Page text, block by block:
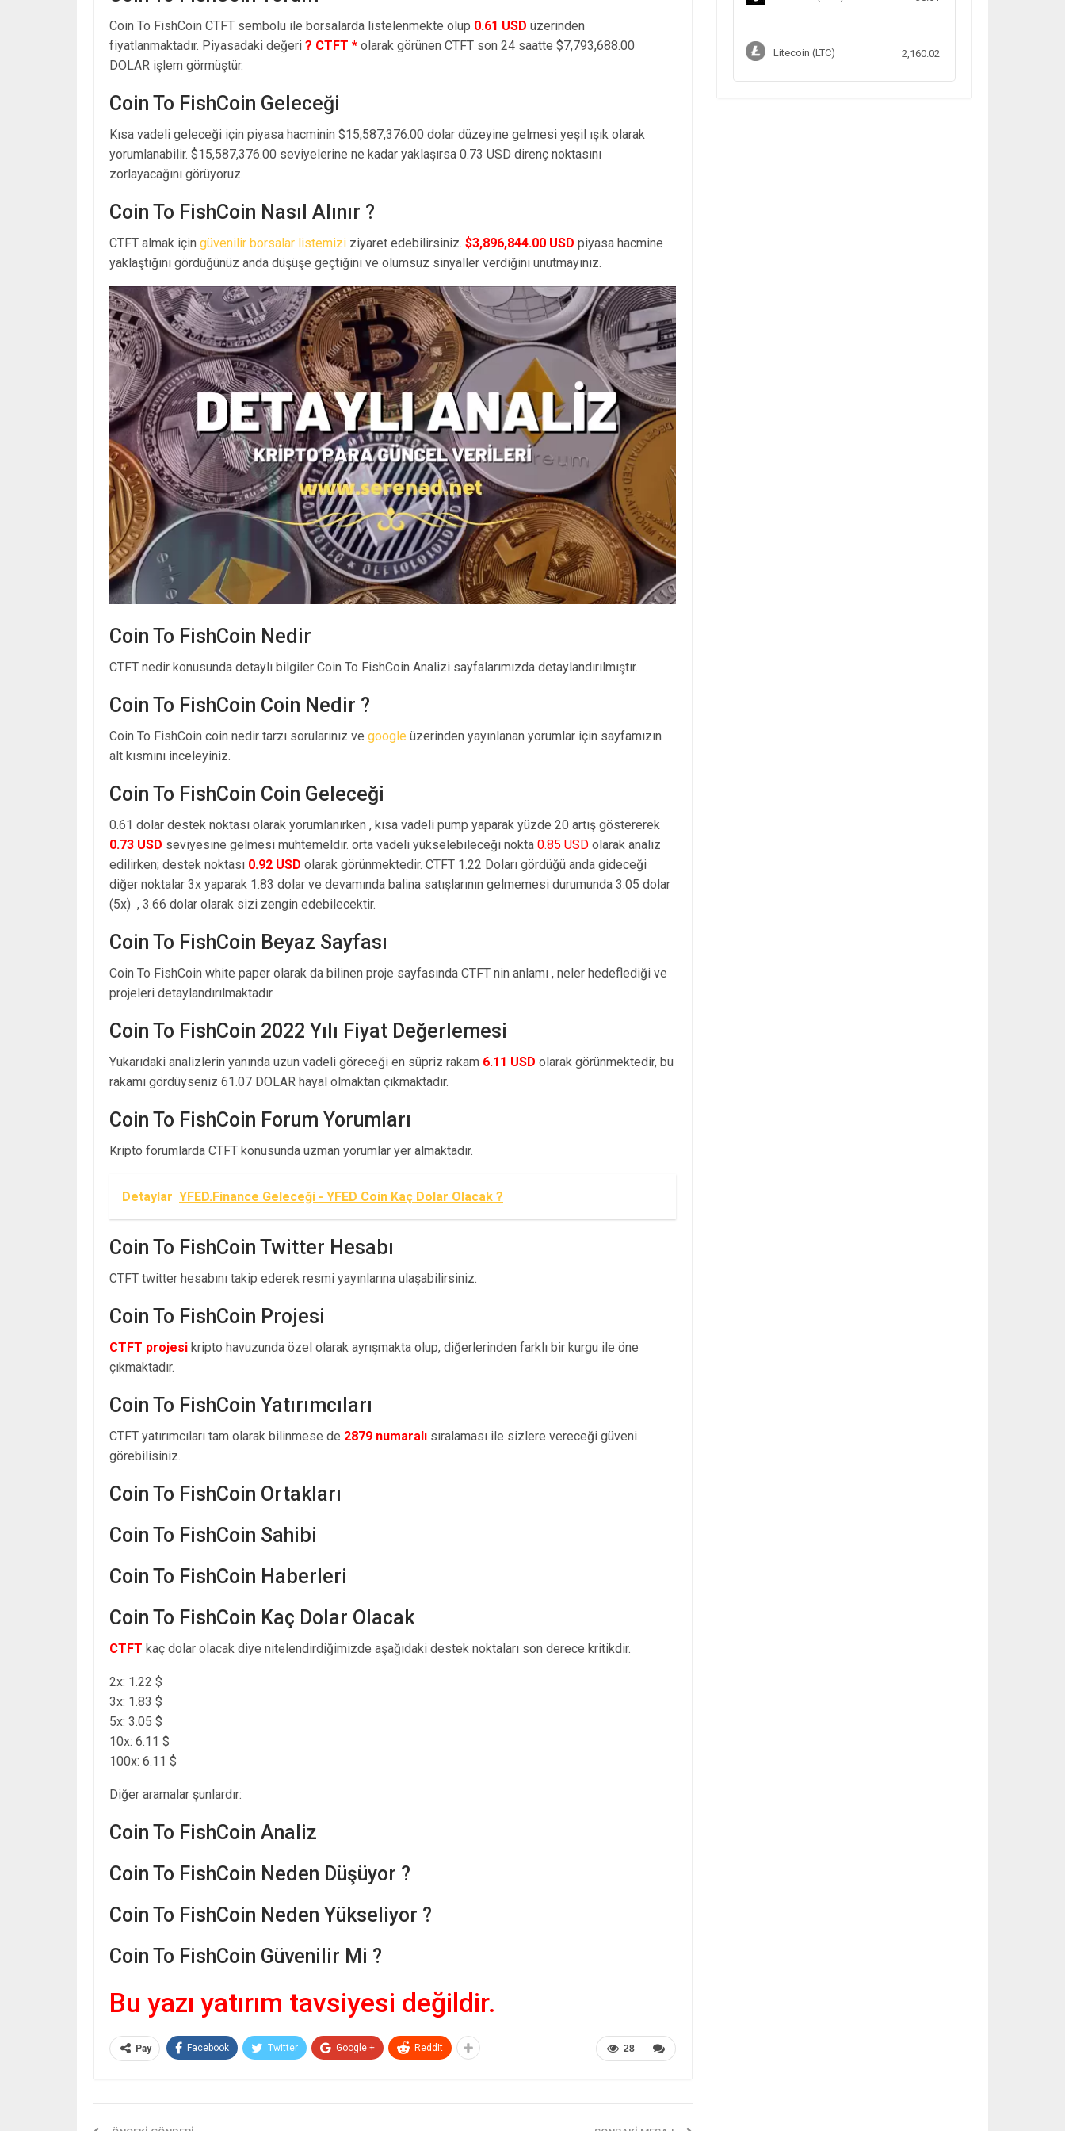
Coin To FishCoin CTFT sembolu ile borsalarda listelenmekte olup 0.61 USD üzerinden
fiyatlanmaktadır. Piyasadaki değeri ? CTFT * olarak görünen CTFT son 24 saatte $7,793,688.00
DOLAR işlem görmüştür.
Coin To FishCoin Geleceği
Kısa vadeli geleceği için piyasa hacminin $15,587,376.00 dolar düzeyine gelmesi yeşil ışık olarak
yorumlanabilir. $15,587,376.00 seviyelerine ne kadar yaklaşırsa 0.73 USD direnç noktasını
zorlayacağını görüyoruz.
Coin To FishCoin Nasıl Alınır ?
CTFT almak için güvenilir borsalar listemizi ziyaret edebilirsiniz. $3,896,844.00 USD piyasa hacmine
yaklaştığını gördüğünüz anda düşüşe geçtiğini ve olumsuz sinyaller verdiğini unutmayınız.
Coin To FishCoin Nedir
CTFT nedir konusunda detaylı bilgiler Coin To FishCoin Analizi sayfalarımızda detaylandırılmıştır.
Coin To FishCoin Coin Nedir ?
Coin To FishCoin coin nedir tarzı sorularınız ve google üzerinden yayınlanan yorumlar için sayfamızın
alt kısmını inceleyiniz.
Coin To FishCoin Coin Geleceği
0.61 dolar destek noktası olarak yorumlanırken , kısa vadeli pump yaparak yüzde 20 artış göstererek
0.73 USD seviyesine gelmesi muhtemeldir. orta vadeli yükselebileceği nokta 0.85 USD olarak analiz
edilirken; destek noktası 0.92 USD olarak görünmektedir. CTFT 1.22 Doları gördüğü anda gideceği
diğer noktalar 3x yaparak 1.83 dolar ve devamında balina satışlarının gelmemesi durumunda 3.05 dolar
(5x) , 3.66 dolar olarak sizi zengin edebilecektir.
Coin To FishCoin Beyaz Sayfası
Coin To FishCoin white paper olarak da bilinen proje sayfasında CTFT nin anlamı , neler hedeflediği ve
projeleri detaylandırılmaktadır.
Coin To FishCoin 2022 Yılı Fiyat Değerlemesi
Yukarıdaki analizlerin yanında uzun vadeli göreceği en süpriz rakam 6.11 USD olarak görünmektedir, bu
rakamı gördüyseniz 61.07 DOLAR hayal olmaktan çıkmaktadır.
Coin To FishCoin Forum Yorumları
Kripto forumlarda CTFT konusunda uzman yorumlar yer almaktadır.
Detaylar YFED.Finance Geleceği - YFED Coin Kaç Dolar Olacak ?
Coin To FishCoin Twitter Hesabı
CTFT twitter hesabını takip ederek resmi yayınlarına ulaşabilirsiniz.
Coin To FishCoin Projesi
CTFT projesi kripto havuzunda özel olarak ayrışmakta olup, diğerlerinden farklı bir kurgu ile öne
çıkmaktadır.
Coin To FishCoin Yatırımcıları
CTFT yatırımcıları tam olarak bilinmese de 2879 numaralı sıralaması ile sizlere vereceği güveni
görebilisiniz.
Coin To FishCoin Ortakları
Coin To FishCoin Sahibi
Coin To FishCoin Haberleri
Coin To FishCoin Kaç Dolar Olacak
CTFT kaç dolar olacak diye nitelendirdiğimizde aşağıdaki destek noktaları son derece kritikdir.
2x: 1.22 $
3x: 1.83 $
5x: 3.05 $
10x: 6.11 $
100x: 6.11 $
Diğer aramalar şunlardır:
Coin To FishCoin Analiz
Coin To FishCoin Neden Düşüyor ?
Coin To FishCoin Neden Yükseliyor ?
Coin To FishCoin Güvenilir Mi ?
Bu yazı yatırım tavsiyesi değildir.
28
Pay Facebook Twitter Google + ReddIt
Litecoin (LTC) 2,160.02